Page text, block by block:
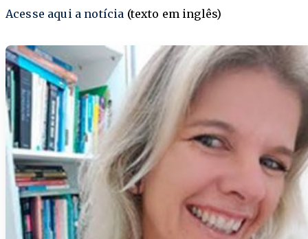
Acesse aqui a notícia (texto em inglês)